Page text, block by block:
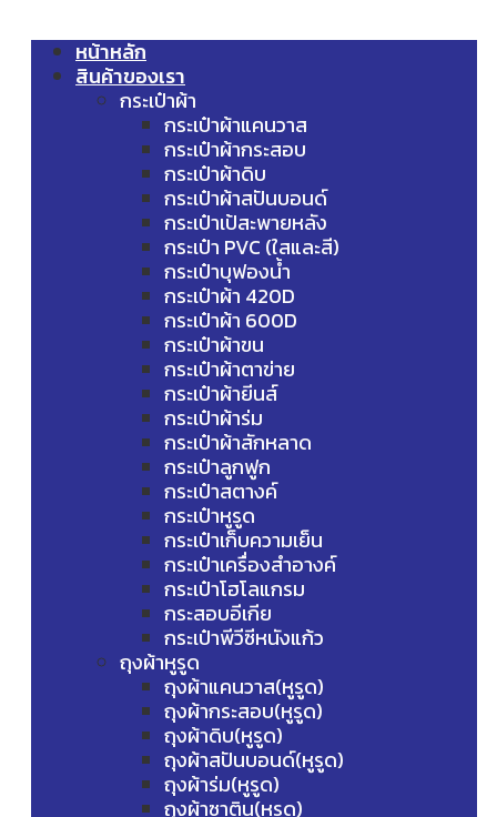
หน้าหลัก
สินค้าของเรา
กระเป๋าผ้า
กระเป๋าผ้าแคนวาส
กระเป๋าผ้ากระสอบ
กระเป๋าผ้าดิบ
กระเป๋าผ้าสปันบอนด์
กระเป๋าเป้สะพายหลัง
กระเป๋า PVC (ใสและสี)
กระเป๋าบุฟองน้ำ
กระเป๋าผ้า 420D
กระเป๋าผ้า 600D
กระเป๋าผ้าขน
กระเป๋าผ้าตาข่าย
กระเป๋าผ้ายีนส์
กระเป๋าผ้าร่ม
กระเป๋าผ้าสักหลาด
กระเป๋าลูกฟูก
กระเป๋าสตางค์
กระเป๋าหูรูด
กระเป๋าเก็บความเย็น
กระเป๋าเครื่องสำอางค์
กระเป๋าโฮโลแกรม
กระสอบอีเกีย
กระเป๋าพีวีซีหนังแก้ว
ถุงผ้าหูรูด
ถุงผ้าแคนวาส(หูรูด)
ถุงผ้ากระสอบ(หูรูด)
ถุงผ้าดิบ(หูรูด)
ถุงผ้าสปันบอนด์(หูรูด)
ถุงผ้าร่ม(หูรูด)
ถุงผ้าซาติน(หูรูด)